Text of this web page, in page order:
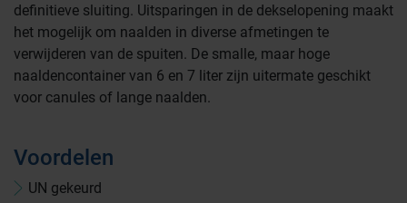
definitieve sluiting. Uitsparingen in de dekselopening maakt
het mogelijk om naalden in diverse afmetingen te
verwijderen van de spuiten. De smalle, maar hoge
naaldencontainer van 6 en 7 liter zijn uitermate geschikt
voor canules of lange naalden.
Voordelen
UN gekeurd